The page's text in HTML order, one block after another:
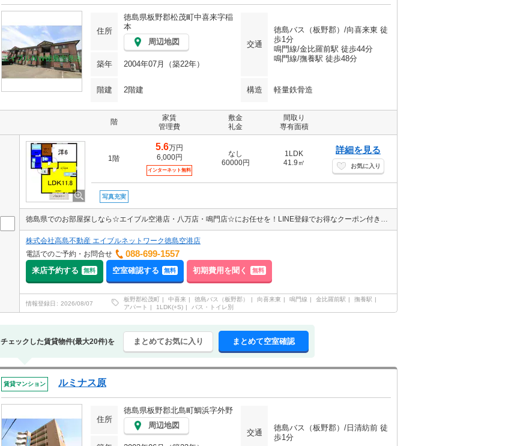
住所
徳島県板野郡松茂町中喜来字稲
本
周辺地図
交通
徳島バス（板野郡）/向喜来東 徒
歩1分
鳴門線/金比羅前駅 徒歩44分
鳴門線/撫養駅 徒歩48分
築年 2004年07月（築22年）
階建 2階建 構造 軽量鉄骨造
階
家賃
管理費
敷金
礼金
間取り
専有面積
1階
5.6万円
6,000円
インターネット無料
なし
60000円
1LDK
41.9㎡
詳細を見る
お気に入り
写真充実
徳島県でのお部屋探しなら☆エイブル空港店・八万店・鳴門店☆にお任せを！LINE登録でお得なクーポン付き！→@701vdbki エイブルならネット掲載の物件どこでもご紹介可能となっております！
株式会社高島不動産 エイブルネットワーク徳島空港店
電話でのご予約・お問合せ
088-699-1557
来店予約する 無料 空室確認する 無料 初期費用を聞く 無料
情報登録日 2026/08/07
板野郡松茂町 中喜来 徳島バス（板野郡） 向喜来東 鳴門線 金比羅前駅
撫養駅
アパート
1LDK(+S) バス・トイレ別
チェックした賃貸物件(最大20件)を まとめてお気に入り まとめて空室確認
賃貸マンション ルミナス原
住所
徳島県板野郡北島町鯛浜字外野
周辺地図
交通
徳島バス（板野郡）/日清紡前 徒
歩1分